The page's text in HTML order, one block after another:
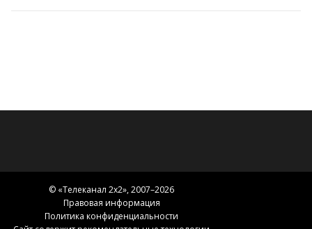
© «Телеканал 2x2», 2007–2026
Правовая информация
Политика конфиденциальности